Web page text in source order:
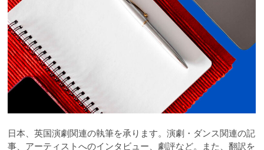
日本、英国演劇関連の執筆を承ります。演劇・ダンス関連の記
事、アーティストへのインタビュー、劇評など。また、翻訳を